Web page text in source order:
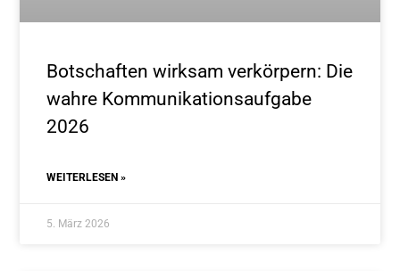
Botschaften wirksam verkörpern: Die
wahre Kommunikationsaufgabe
2026
WEITERLESEN »
5. März 2026